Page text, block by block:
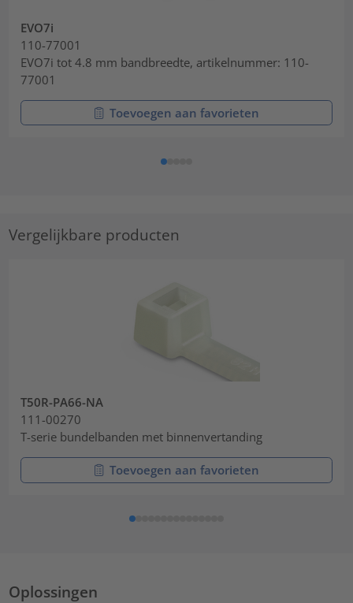
EVO7i
110-77001
EVO7i tot 4.8 mm bandbreedte, artikelnummer: 110-
77001
Toevoegen aan favorieten
Vergelijkbare producten
T50R-PA66-NA
111-00270
T-serie bundelbanden met binnenvertanding
Toevoegen aan favorieten
Oplossingen